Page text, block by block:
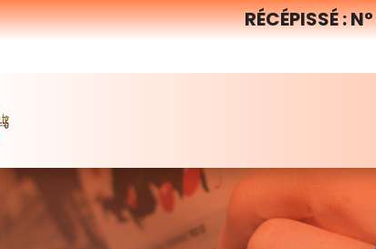
RÉCÉPISSÉ :